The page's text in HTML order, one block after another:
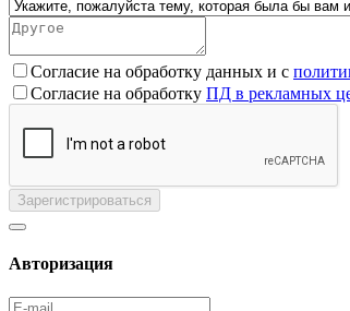
Согласие на обработку данных и с
Согласие на обработку ПД в рекламных
Зарегистрироваться
Авторизация